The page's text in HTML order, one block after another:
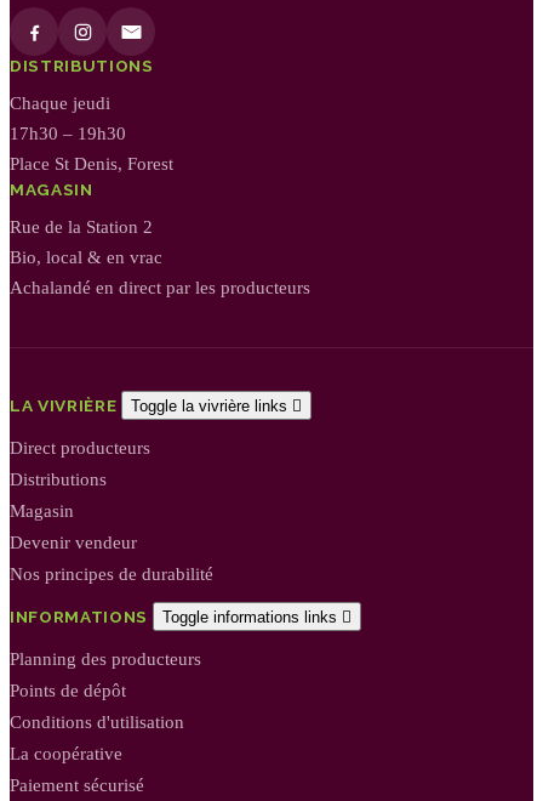
DISTRIBUTIONS
Chaque jeudi
17h30 – 19h30
Place St Denis, Forest
MAGASIN
Rue de la Station 2
Bio, local & en vrac
Achalandé en direct par les producteurs
LA VIVRIÈRE Toggle la vivrière links 
Direct producteurs
Distributions
Magasin
Devenir vendeur
Nos principes de durabilité
INFORMATIONS Toggle informations links 
Planning des producteurs
Points de dépôt
Conditions d'utilisation
La coopérative
Paiement sécurisé